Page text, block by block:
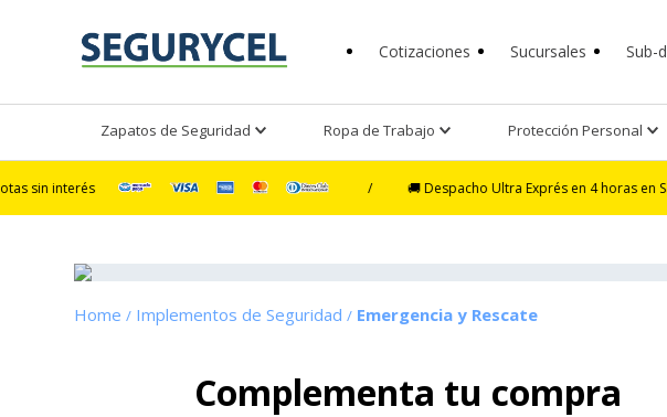
Cotizaciones Sucursales Sub-
Zapatos de Seguridad Ropa de Trabajo Protección Personal
/ 🚚 Despacho Ultra Exprés en 4 horas en Santiago,
Implementos de Seguridad Emergencia y Rescate
Complementa tu compra